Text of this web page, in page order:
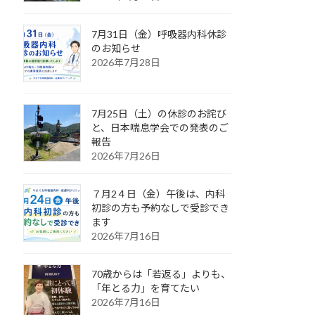
7月31日（金）呼吸器内科休診
のお知らせ
2026年7月28日
7月25日（土）の休診のお詫び
と、日本喘息学会での発表のご
報告
2026年7月26日
７月2４日（金）午後は、内科
初診の方も予約なしで受診でき
ます
2026年7月16日
70歳からは「若返る」よりも、
「年とる力」を育てたい
2026年7月16日